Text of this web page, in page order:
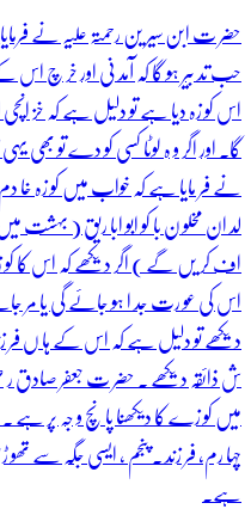
حضر ت ابن سیر ین رحمتہ علیہ نے
حب تد بیر ہو گا کہ آمد نی اور خر چ اس
اس کو زہ دیا ہے تو دلیل ہے کہ خز انچی
گا۔ اور اگر و ہ لوٹا کسی کو دے تو بھی
نے فر مایا ہے کہ خواب میں کو زہ خا
لد ان مخلو ن با کو ابو ابا ریق ( بہشت
اف کر یں گے ) اگر دیکھے کہ اس کا کو
اس کی عو رت جد ا ہو جائے گی یا مر
دیکھے تو دلیل ہے کہ اس کے ہا ں فر
ش ذائقہ دیکھے ۔ حضر ت جعفر صادق ر
میں کو زے کا دیکھنا پا نچ و جہ پر
چہا رم، فر زند ۔ پنجم ، ایسی جگہ سے
ہے۔